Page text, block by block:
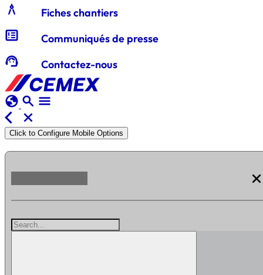
architecture Fiches chantiers
breaking_news Communiqués de presse
support_agent Contactez-nous
globe search menu
arrow_back_ios
close
Click to Configure Mobile Options
close